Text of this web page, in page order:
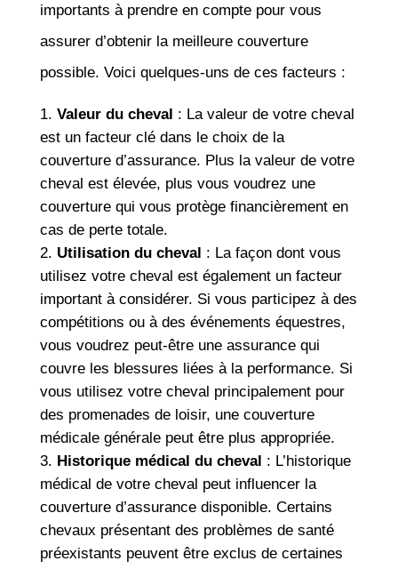
importants à prendre en compte pour vous
assurer d’obtenir la meilleure couverture
possible. Voici quelques-uns de ces facteurs :
Valeur du cheval : La valeur de votre cheval
est un facteur clé dans le choix de la
couverture d’assurance. Plus la valeur de votre
cheval est élevée, plus vous voudrez une
couverture qui vous protège financièrement en
cas de perte totale.
Utilisation du cheval : La façon dont vous
utilisez votre cheval est également un facteur
important à considérer. Si vous participez à des
compétitions ou à des événements équestres,
vous voudrez peut-être une assurance qui
couvre les blessures liées à la performance. Si
vous utilisez votre cheval principalement pour
des promenades de loisir, une couverture
médicale générale peut être plus appropriée.
Historique médical du cheval : L’historique
médical de votre cheval peut influencer la
couverture d’assurance disponible. Certains
chevaux présentant des problèmes de santé
préexistants peuvent être exclus de certaines